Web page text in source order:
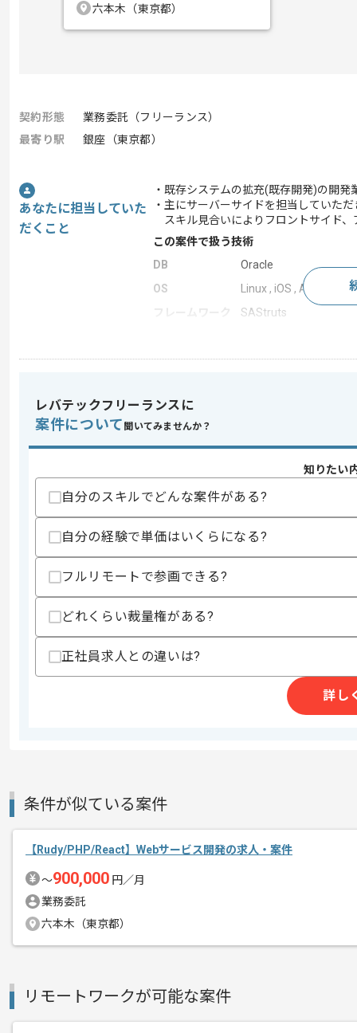
六本木（東京都）
契約形態
業務委託（フリーランス）
最寄り駅
銀座（東京都）
あなたに担当していた
だくこと
・既存システムの拡充(既存開発)の開
・主にサーバーサイドを担当していただ
スキル見合いによりフロントサイド
この案件で扱う技術
DB
Oracle
OS
Linux , iOS , Android
フレームワーク
SAStruts
この案件のポイント
業界
人材･教育
特徴
長期プロジェクト
スキル
・Javaの開発実務経験3年以上
・フレームワークの使用経験
・要件定義工程の経験
歓迎スキル
・フロント開発経験(HTML/CSS/
精算・お支払い
その他募集要項
募集人数
作業開始日
2020/10/01
レバテックフリーランスに
案件について 聞いてみませんか？
知りたい
自分のスキルでどんな案件がある?
自分の経験で単価はいくらになる?
フルリモートで参画できる?
どれくらい裁量権がある?
正社員求人との違いは?
詳し
条件が似ている案件
【Rudy/PHP/React】Webサービス開発の求人・案件
〜900,000 円／月
業務委託
六本木（東京都）
リモートワークが可能な案件